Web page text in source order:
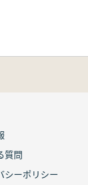
質問
シーポリシー